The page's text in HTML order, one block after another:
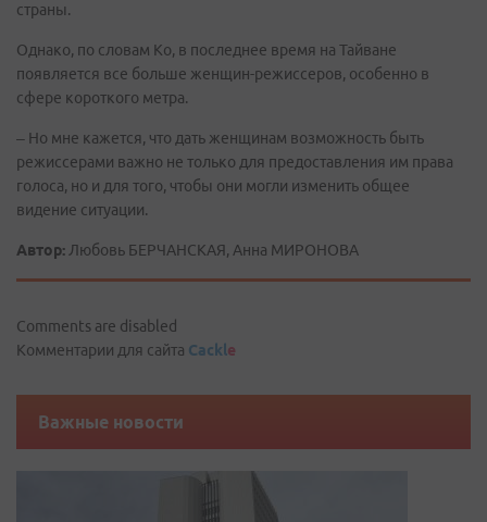
страны.
Однако, по словам Ко, в последнее время на Тайване
появляется все больше женщин-режиссеров, особенно в
сфере короткого метра.
– Но мне кажется, что дать женщинам возможность быть
режиссерами важно не только для предоставления им права
голоса, но и для того, чтобы они могли изменить общее
видение ситуации.
Автор: Любовь БЕРЧАНСКАЯ, Анна МИРОНОВА
Comments are disabled
Комментарии для сайта Cackle
Важные новости